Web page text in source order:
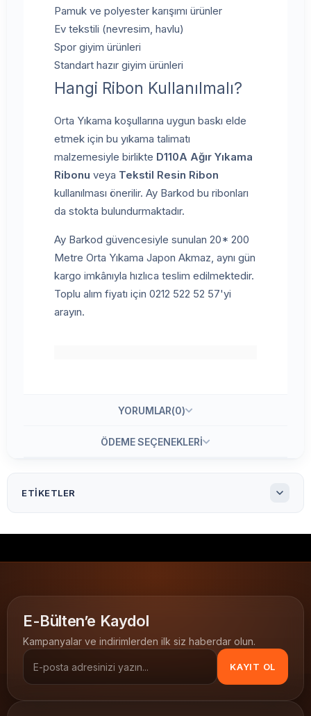
Pamuk ve polyester karışımı ürünler
Ev tekstili (nevresim, havlu)
Spor giyim ürünleri
Standart hazır giyim ürünleri
Hangi Ribon Kullanılmalı?
Orta Yıkama koşullarına uygun baskı elde
etmek için bu yıkama talimatı
malzemesiyle birlikte D110A Ağır Yıkama
Ribonu veya Tekstil Resin Ribon
kullanılması önerilir. Ay Barkod bu ribonları
da stokta bulundurmaktadır.
Ay Barkod güvencesiyle sunulan 20* 200
Metre Orta Yıkama Japon Akmaz, aynı gün
kargo imkânıyla hızlıca teslim edilmektedir.
Toplu alım fiyatı için 0212 522 52 57'yi
arayın.
YORUMLAR(0)
ÖDEME SEÇENEKLERI
ETIKETLER
20x200 Japon Akmaz Orta Yıkama Talimatı
dokuma yıkama etiketi
Orta Yıkama Japon Akmazlar
20x200
E-Bülten’e Kaydol
Kampanyalar ve indirimlerden ilk siz haberdar olun.
KAYIT OL